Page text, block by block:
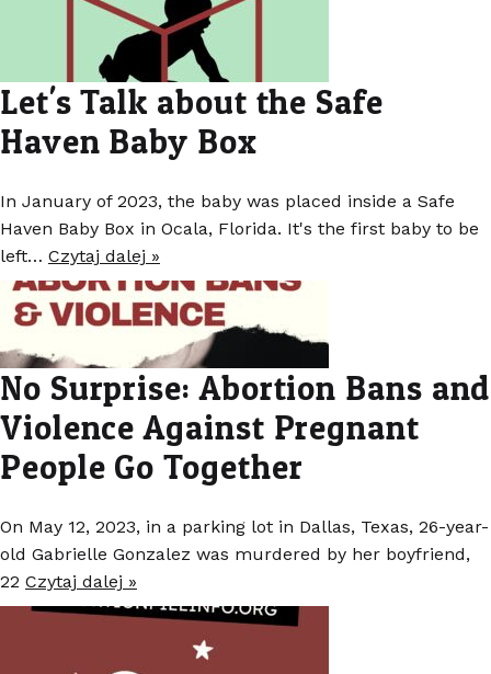
Let's Talk about the Safe
Haven Baby Box
In January of 2023, the baby was placed inside a Safe
Haven Baby Box in Ocala, Florida. It's the first baby to be
left… Czytaj dalej »
No Surprise: Abortion Bans and
Violence Against Pregnant
People Go Together
On May 12, 2023, in a parking lot in Dallas, Texas, 26-year-
old Gabrielle Gonzalez was murdered by her boyfriend,
22 Czytaj dalej »